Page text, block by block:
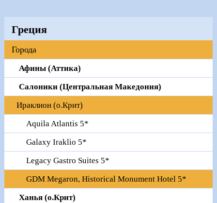
Греция
Города
Афины (Аттика)
Салоники (Центральная Македония)
Ираклион (о.Крит)
Aquila Atlantis 5*
Galaxy Iraklio 5*
Legacy Gastro Suites 5*
GDM Megaron, Historical Monument Hotel 5*
Ханья (о.Крит)